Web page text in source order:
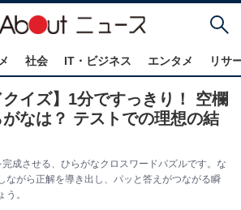
社会 IT・ビジネス エンタメ リサ
クイズ】1分ですっきり！ 空欄
なは？ テストでの理想の結
成させる、ひらがなクロスワードパズルです。な
ながら正解を導き出し、パッと答えがつながる瞬
。